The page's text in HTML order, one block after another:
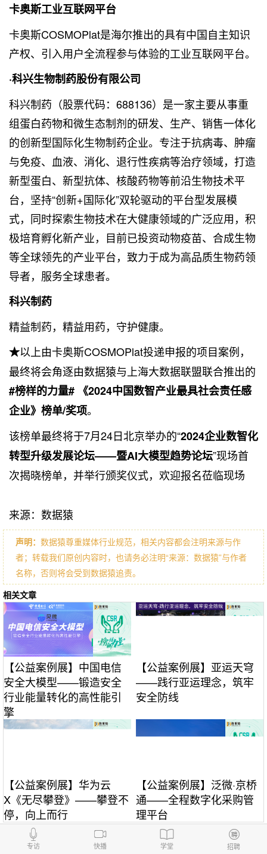
卡奥斯工业互联网平台
卡奥斯COSMOPlat是海尔推出的具有中国自主知识
产权、引入用户全流程参与体验的工业互联网平台。
·科兴生物制药股份有限公司
科兴制药（股票代码：688136）是一家主要从事重
组蛋白药物和微生态制剂的研发、生产、销售一体化
的创新型国际化生物制药企业。专注于抗病毒、肿瘤
与免疫、血液、消化、退行性疾病等治疗领域，打造
新型蛋白、新型抗体、核酸药物等前沿生物技术平
台，坚持“创新+国际化”双轮驱动的平台型发展模
式，同时探索生物技术在大健康领域的广泛应用，积
极培育孵化新产业，目前已投资动物疫苗、合成生物
等全球领先的产业平台，致力于成为高品质生物药领
导者，服务全球患者。
科兴制药
精益制药，精益用药，守护健康。
★以上由卡奥斯COSMOPlat投递申报的项目案例，
最终将会角逐由数据猿与上海大数据联盟联合推出的
#榜样的力量# 《2024中国数智产业最具社会责任感
企业》榜单/奖项。
该榜单最终将于7月24日北京举办的“2024企业数智化
转型升级发展论坛——暨AI大模型趋势论坛”现场首
次揭晓榜单，并举行颁奖仪式，欢迎报名莅临现场
来源：数据猿
声明： 数据猿尊重媒体行业规范，相关内容都会注明来源与作
者；转载我们原创内容时，也请务必注明“来源：数据猿”与作者
名称，否则将会受到数据猿追责。
相关文章
【公益案例展】中国电信
安全大模型——锻造安全
行业能量转化的高性能引
擎
【公益案例展】亚运天穹
——践行亚运理念，筑牢
安全防线
【公益案例展】华为云
X《无尽攀登》——攀登不
停，向上而行
【公益案例展】泛微·京桥
通——全程数字化采购管
理平台
我要评论
专访 快播 学堂 招聘